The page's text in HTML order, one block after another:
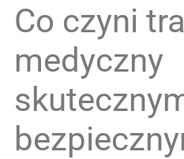
Co czyni
medyczny